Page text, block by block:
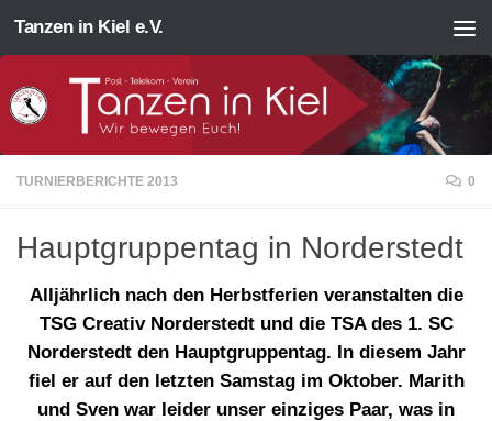
Zum Inhalt springen
Tanzen in Kiel e.V.
TURNIERBERICHTE 2013 0
Hauptgruppentag in Norderstedt
Alljährlich nach den Herbstferien veranstalten die
TSG Creativ Norderstedt und die TSA des 1. SC
Norderstedt den Hauptgruppentag. In diesem Jahr
fiel er auf den letzten Samstag im Oktober. Marith
und Sven war leider unser einziges Paar, was in